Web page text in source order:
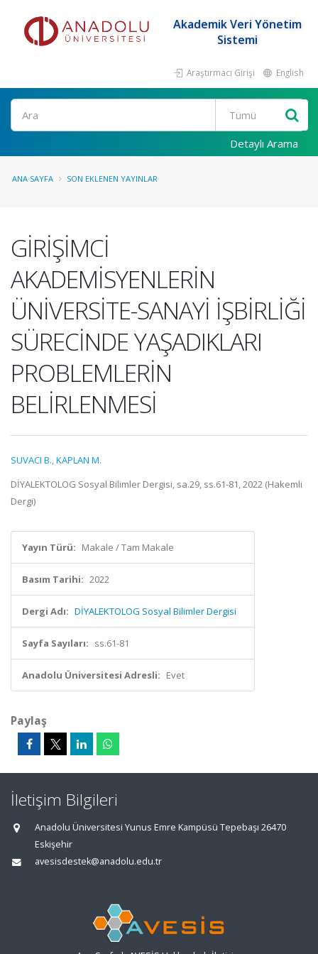
Akademik Veri Yönetim
Sistemi
Araştırmacı Girişi English
Ara
Detaylı Arama
ANA SAYFA SON EKLENEN YAYINLAR
GİRİŞİMCİ
AKADEMİSYENLERİN
ÜNİVERSİTE-SANAYİ İŞBİRLİĞİ
SÜRECİNDE YAŞADIKLARI
PROBLEMLERİN
BELİRLENMESİ
SUVACI B.,KAPLAN M.
DİYALEKTOLOG Sosyal Bilimler Dergisi, sa.29, ss.61-81, 2022 (Hakemli
Dergi)
Yayın Türü: Makale / Tam Makale
Basım Tarihi: 2022
Dergi Adı: DİYALEKTOLOG Sosyal Bilimler Dergisi
Sayfa Sayıları: ss.61-81
Anadolu Üniversitesi Adresli: Evet
Paylaş
İletişim Bilgileri
Anadolu Üniversitesi Yunus Emre Kampüsü Tepebaşı 26470
Eskişehir
avesisdestek@anadolu.edu.tr